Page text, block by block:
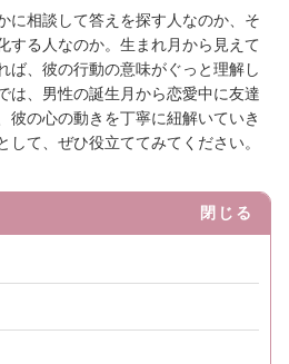
に相談して答えを探す人なのか、そ
する人なのか。生まれ月から見えて
ば、彼の行動の意味がぐっと理解し
は、男性の誕生月から恋愛中に友達
彼の心の動きを丁寧に紐解いていき
して、ぜひ役立ててみてください。
閉じる